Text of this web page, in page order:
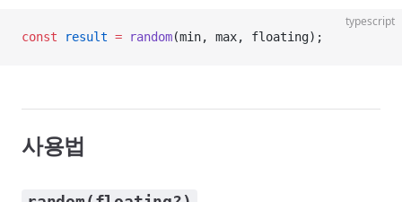
typescript
const result = random(min, max, floating);
사용법